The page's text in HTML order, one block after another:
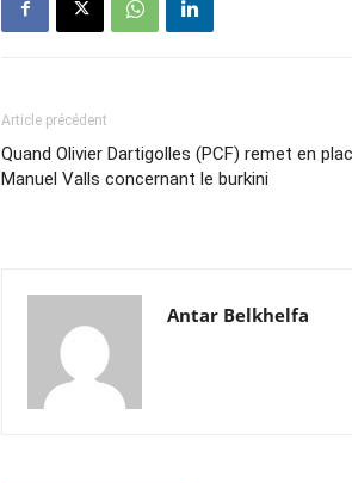
Article précédent
Quand Olivier Dartigolles (PCF) remet en
Manuel Valls concernant le burkini
Antar Belkhelfa